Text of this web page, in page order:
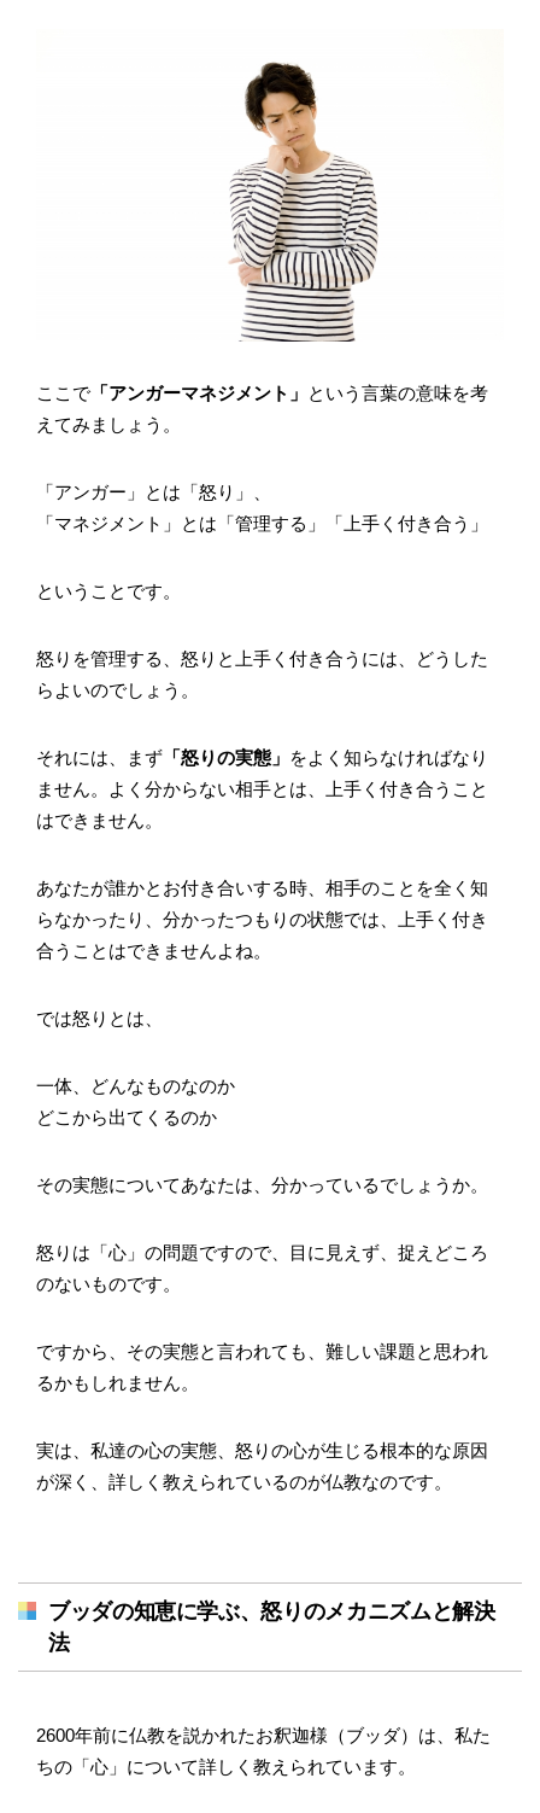
ここで 「アンガーマネジメント」 という言葉の意味を考
えてみましょう。
「アンガー」とは「怒り」、
「マネジメント」とは「管理する」「上手く付き合う」
ということです。
怒りを管理する、怒りと上手く付き合うには、どうした
らよいのでしょう。
それには、まず 「怒りの実態」 をよく知らなければなり
ません。よく分からない相手とは、上手く付き合うこと
はできません。
あなたが誰かとお付き合いする時、相手のことを全く知
らなかったり、分かったつもりの状態では、上手く付き
合うことはできませんよね。
では怒りとは、
一体、どんなものなのか
どこから出てくるのか
その実態についてあなたは、分かっているでしょうか。
怒りは「心」の問題ですので、目に見えず、捉えどころ
のないものです。
ですから、その実態と言われても、難しい課題と思われ
るかもしれません。
実は、私達の心の実態、怒りの心が生じる根本的な原因
が深く、詳しく教えられているのが仏教なのです。
ブッダの知恵に学ぶ、怒りのメカニズムと解決
法
2600年前に仏教を説かれたお釈迦様（ブッダ）は、私た
ちの「心」について詳しく教えられています。